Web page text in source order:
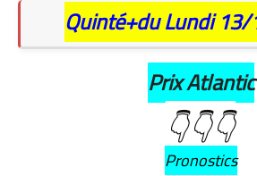
Quinté+du Lundi
Prix Atlantic
👇👇👇
Pronostics